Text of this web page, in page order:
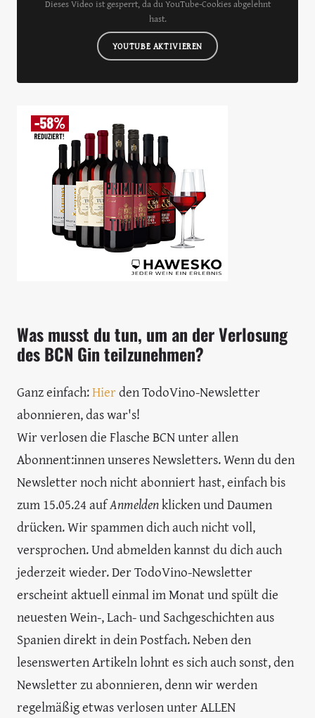
Dieses Video ist gesperrt, da du YouTube-Cookies abgelehnt
hast.
YOUTUBE AKTIVIEREN
Was musst du tun, um an der Verlosung
des BCN Gin teilzunehmen?
Ganz einfach:Hierden TodoVino-Newsletter
abonnieren, das war's!
Wir verlosen die Flasche BCN unter allen
Abonnent:innen unseres Newsletters. Wenn du den
Newsletter noch nicht abonniert hast, einfach bis
zum 15.05.24 aufAnmeldenklicken und Daumen
drücken. Wir spammen dich auch nicht voll,
versprochen. Und abmelden kannst du dich auch
jederzeit wieder. Der TodoVino-Newsletter
erscheint aktuell einmal im Monat und spült die
neuesten Wein-, Lach- und Sachgeschichten aus
Spanien direkt in dein Postfach. Neben den
lesenswerten Artikeln lohnt es sich auch sonst, den
Newsletter zu abonnieren, denn wir werden
regelmäßig etwas verlosen unter ALLEN